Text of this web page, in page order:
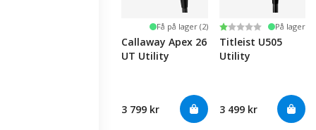
Få på lager (2)
Callaway Apex 26
UT Utility
3 799 kr
Karakter:
1.0 av 5 mulige
På lager
Titleist U505
Utility
3 499 kr